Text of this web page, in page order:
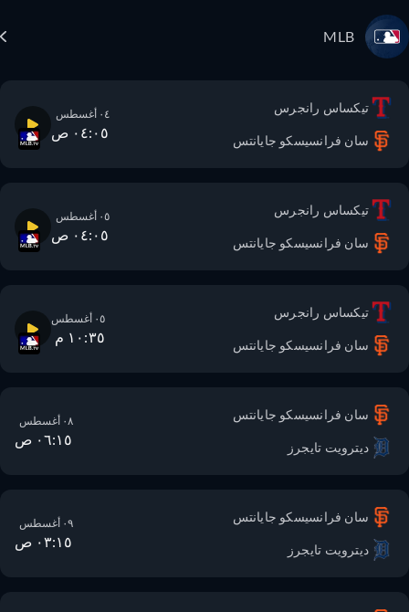
MLB
تيكساس رانجرس
سان فرانسيسكو جايانتس ٠٤:٠٥ ص
تيكساس رانجرس
سان فرانسيسكو جايانتس ٠٤:٠٥ ص
تيكساس رانجرس
سان فرانسيسكو جايانتس ١٠:٣٥ م
سان فرانسيسكو جايانتس
ديترويت تايجرز ٠٦:١٥ ص
سان فرانسيسكو جايانتس
ديترويت تايجرز ٠٣:١٥ ص